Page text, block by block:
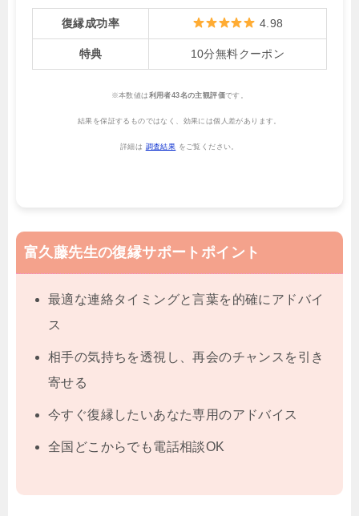
復縁成功率 4.98
特典 10分無料クーポン
※本数値は 利用者43名の主観評価です。
結果を保証するものではなく、効果には個人差があります。
詳細は 調査結果 をご覧ください。
富久藤先生の復縁サポートポイント
最適な連絡タイミングと言葉を的確にアドバイ
ス
相手の気持ちを透視し、再会のチャンスを引き
寄せる
今すぐ復縁したいあなた専用のアドバイス
全国どこからでも電話相談OK